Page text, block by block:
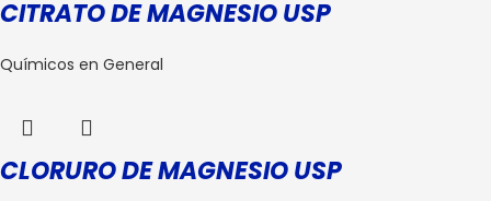
CITRATO DE MAGNESIO USP
Químicos en General
CLORURO DE MAGNESIO USP